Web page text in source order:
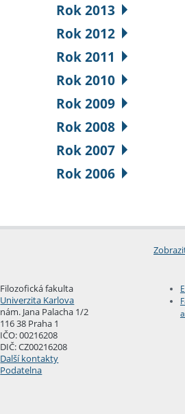
Rok 2013
Rok 2012
Rok 2011
Rok 2010
Rok 2009
Rok 2008
Rok 2007
Rok 2006
Filozofická fakulta
Univerzita Karlova
nám. Jana Palacha 1/2
116 38 Praha 1
IČO: 00216208
DIČ: CZ00216208
Další kontakty
Podatelna